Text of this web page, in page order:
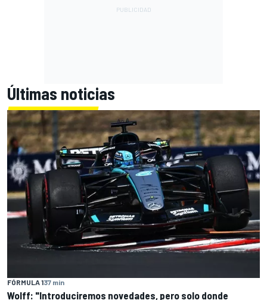
Últimas noticias
FÓRMULA 137 min
Wolff: "Introduciremos novedades, pero solo donde